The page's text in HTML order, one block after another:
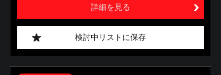
詳細を見る
検討中リストに保存